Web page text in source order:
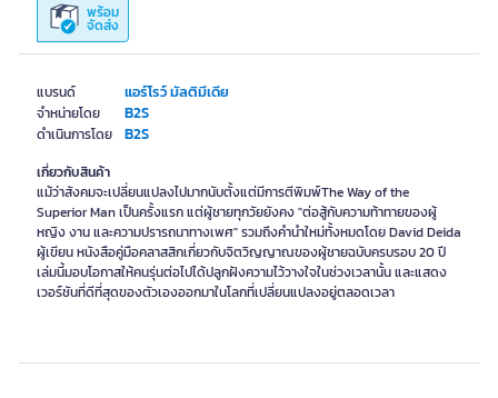
แบรนด์ แอร์โรว์ มัลติมีเดีย
จำหน่ายโดย B2S
ดำเนินการโดย B2S
พร้อม
จัดส่ง
เกี่ยวกับสินค้า
แม้ว่าสังคมจะเปลี่ยนแปลงไปมากนับตั้งแต่มีการตีพิมพ์The Way of the
Superior Man เป็นครั้งแรก แต่ผู้ชายทุกวัยยังคง "ต่อสู้กับความท้าทายของผู้
หญิง งาน และความปรารถนาทางเพศ" รวมถึงคำนำใหม่ทั้งหมดโดย David Deida
ผู้เขียน หนังสือคู่มือคลาสสิกเกี่ยวกับจิตวิญญาณของผู้ชายฉบับครบรอบ 20 ปี
เล่มนี้มอบโอกาสให้คนรุ่นต่อไปได้ปลูกฝังความไว้วางใจในช่วงเวลานั้น และแสดง
เวอร์ชันที่ดีที่สุดของตัวเองออกมาในโลกที่เปลี่ยนแปลงอยู่ตลอดเวลา